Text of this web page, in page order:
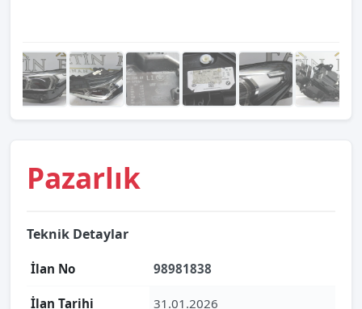
Pazarlık
Teknik Detaylar
İlan No 98981838
İlan Tarihi 31.01.2026